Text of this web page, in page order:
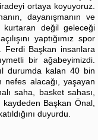
ortaya koyuyoruz.
dayanışmanın ve
kurtaran değil geleceği
yaptığımız spor
Ferdi Başkan insanlara
bir ağabeyimizdi.
durumda kalan 40 bin
nefes alacağı, yaşayan
saha, basket sahası,
kaydeden Başkan Önal,
duyurdu.